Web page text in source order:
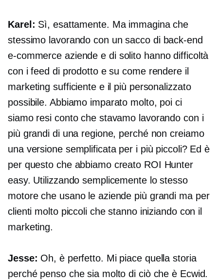
Karel: Sì, esattamente. Ma immagina che
stessimo lavorando con un sacco di back-end
e-commerce aziende e di solito hanno difficoltà
con i feed di prodotto e su come rendere il
marketing sufficiente e il più personalizzato
possibile. Abbiamo imparato molto, poi ci
siamo resi conto che stavamo lavorando con i
più grandi di una regione, perché non creiamo
una versione semplificata per i più piccoli? Ed è
per questo che abbiamo creato ROI Hunter
easy. Utilizzando semplicemente lo stesso
motore che usano le aziende più grandi ma per
clienti molto piccoli che stanno iniziando con il
marketing.
Jesse: Oh, è perfetto. Mi piace quella storia
perché penso che sia molto di ciò che è Ecwid.